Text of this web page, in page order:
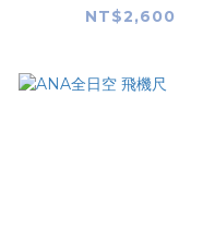
NT$2,600